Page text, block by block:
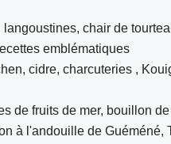
langoustines, chair de
emblématiques
cidre, charcuteries ,
de fruits de mer, bouillon
à l'andouille de Guéméné,